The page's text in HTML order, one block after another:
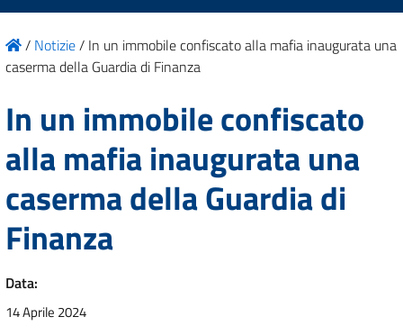
/ Notizie/ In un immobile confiscato alla mafia inaugurata una
caserma della Guardia di Finanza
In un immobile confiscato
alla mafia inaugurata una
caserma della Guardia di
Finanza
Data:
14 Aprile 2024